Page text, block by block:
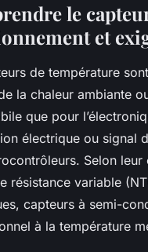
le
et
de température
la chaleur ambiante
que pour
électrique ou signal
Selon leur
résistance variable
capteurs à semi-
à la température